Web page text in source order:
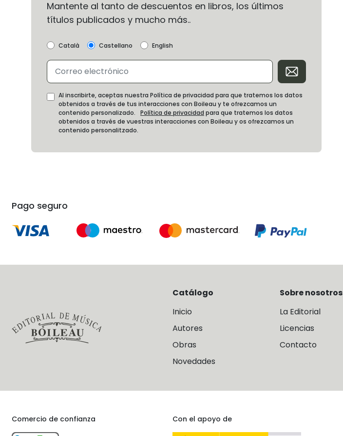
Mantente al tanto de descuentos en libros, los últimos
títulos publicados y mucho más..
Català Castellano English
Al inscribirte, aceptas nuestra Política de privacidad para que tratemos los datos
obtenidos a través de tus interacciones con Boileau y te ofrezcamos un
contenido personalizado. Política de privacidad para que tratemos los datos
obtenidos a través de vuestras interacciones con Boileau y os ofrezcamos un
contenido personalitzado.
Pago seguro
Catálogo
Inicio
Autores
Obras
Novedades
Sobre nosotros
La Editorial
Licencias
Contacto
Comercio de confianza Con el apoyo de